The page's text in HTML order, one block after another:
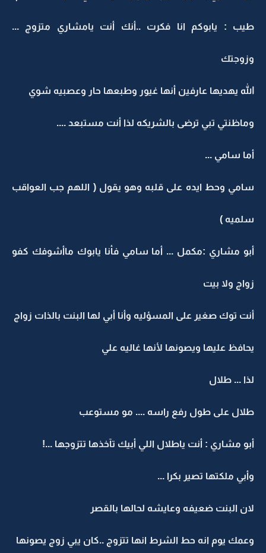
طيب : يابوكم انا فكرت ..أنك أنت يامشاري متزوج ...
وزوجتك
الله يهديها عارفين أنها غيور وطبعها حار وعصبيه شوي
وماظنتي تبي ترضى بالشريكه لذا أنت مستبعد ....
أما سامي ...
سامي وحط ايده على قلبه وهو يقول ( اللهم جب العواقب
سلميه )
أبو مشاري :مكمل ... أما سامي فأنا يابوك ماأشوفك كفو
زواج ولا بيت
أنت توك صغير على المسؤليه وأنا أبي لها البنت بالذات زواج
يحافظ عليها ويصونها لأنها غاليه علي
لذا ... طلال
طلال على طول رفع راسه .... مو مستوعب
أبو مشاري : أنت ياطلال اللي أبيك تآخذها تتزوجها ...!
وأبي ملكتها تصير بكرا ...
لان البنت ضعيفه وعايشه لحالها بالقصر
وعمك يوم انه حط الشرط انها تتزوج ..كان يبي زوج يصونها